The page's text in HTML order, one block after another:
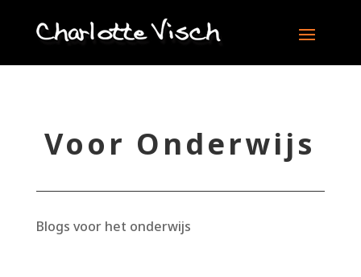
Voor Onderwijs
Blogs voor het onderwijs